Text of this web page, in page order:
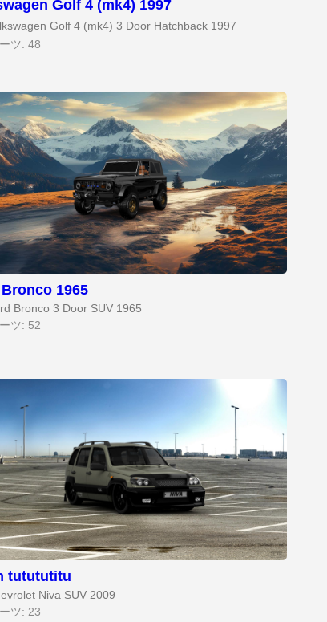
Golf 4 (mk4) 1997
Golf 4 (mk4) 3 Door Hatchback 1997
ツ: 48
1965
Bronco 3 Door SUV 1965
ツ: 52
tutututitu
Niva SUV 2009
ツ: 23